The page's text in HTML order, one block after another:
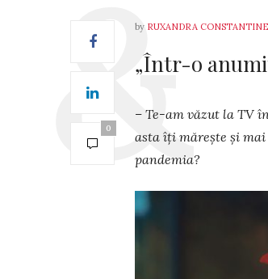
0
by RUXANDRA
„Într-o
– Te-am văzut la TV
asta îți mărește și
pandemia?